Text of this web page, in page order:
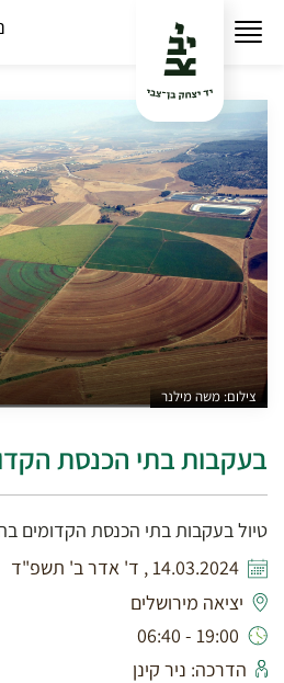
בעקבות בתי
צילום: משה מילנר
בעקבות בתי הכנסת
טיול בעקבות בתי הכנסת הקדומים
14.03.2024 , ד' אדר ב' תשפ"ד
יציאה מירושלים
19:00 - 06:40
הדרכה: ניר קינן